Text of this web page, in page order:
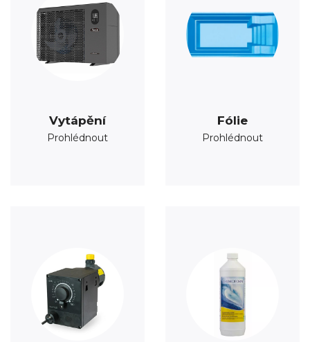
Vytápění
Prohlédnout
Fólie
Prohlédnout